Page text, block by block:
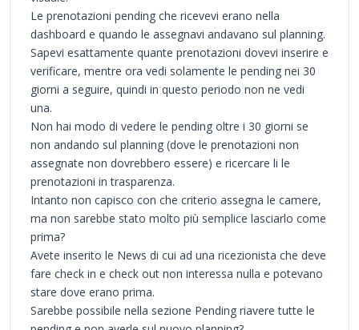
Le prenotazioni pending che ricevevi erano nella
dashboard e quando le assegnavi andavano sul planning.
Sapevi esattamente quante prenotazioni dovevi inserire e
verificare, mentre ora vedi solamente le pending nei 30
giorni a seguire, quindi in questo periodo non ne vedi
una.
Non hai modo di vedere le pending oltre i 30 giorni se
non andando sul planning (dove le prenotazioni non
assegnate non dovrebbero essere) e ricercare li le
prenotazioni in trasparenza.
Intanto non capisco con che criterio assegna le camere,
ma non sarebbe stato molto più semplice lasciarlo come
prima?
Avete inserito le News di cui ad una ricezionista che deve
fare check in e check out non interessa nulla e potevano
stare dove erano prima.
Sarebbe possibile nella sezione Pending riavere tutte le